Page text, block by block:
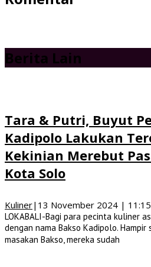
Berita Lain
Tara & Putri, Buyut
Kadipolo Lakukan
Kekinian Merebut
Kota Solo
Kuliner| 13 November 2024 |
LOKABALI-Bagi para pecinta kuliner
dengan nama Bakso Kadipolo.
masakan Bakso, mereka sudah